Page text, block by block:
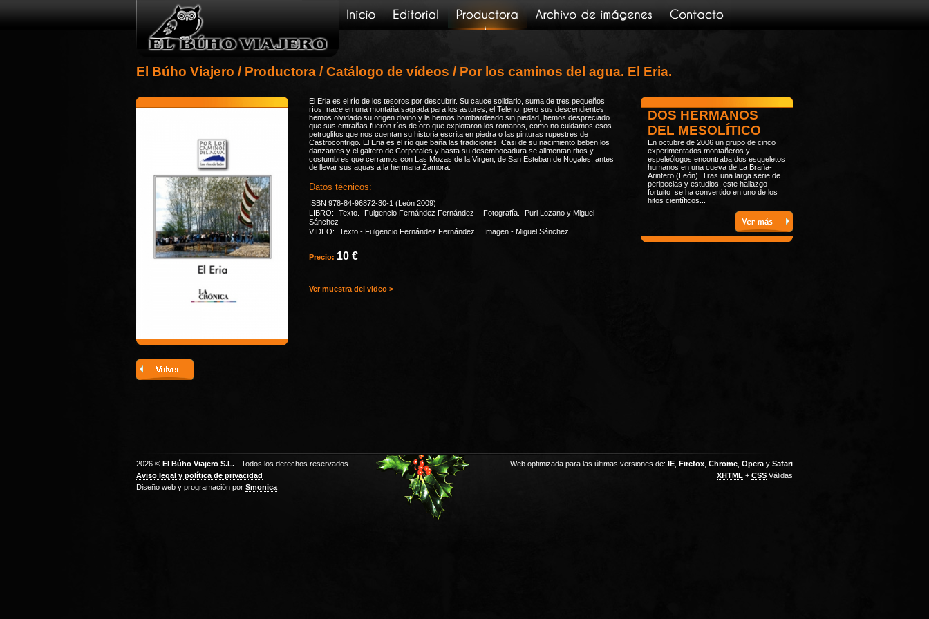
El Búho Viajero / Productora / Catálogo de vídeos / Por los caminos del agua. El Eria.
El Eria es el río de los tesoros por descubrir. Su cauce solidario, suma de tres pequeños
ríos, nace en una montaña sagrada para los astures, el Teleno, pero sus descendientes
hemos olvidado su origen divino y la hemos bombardeado sin piedad, hemos despreciado
que sus entrañas fueron ríos de oro que explotaron los romanos, como no cuidamos esos
petroglifos que nos cuentan su historia escrita en piedra o las pinturas rupestres de
Castrocontrigo. El Eria es el río que baña las tradiciones. Casi de su nacimiento beben los
danzantes y el gaitero de Corporales y hasta su desembocadura se alimentan ritos y
costumbres que cerramos con Las Mozas de la Virgen, de San Esteban de Nogales, antes
de llevar sus aguas a la hermana Zamora.
Datos técnicos:
ISBN 978-84-96872-30-1 (León 2009)
LIBRO: Texto.- Fulgencio Fernández Fernández Fotografía.- Puri Lozano y Miguel
Sánchez
VIDEO: Texto.- Fulgencio Fernández Fernández Imagen.- Miguel Sánchez
Precio: 10 €
Ver muestra del video >
DOS HERMANOS
DEL MESOLÍTICO
En octubre de 2006 un grupo de cinco
experimentados montañeros y
espeleólogos encontraba dos esqueletos
humanos en una cueva de La Braña-
Arintero (León). Tras una larga serie de
peripecias y estudios, este hallazgo
fortuito se ha convertido en uno de los
hitos científicos...
2026 © El Búho Viajero S.L. - Todos los derechos reservados
Aviso legal y política de privacidad
Diseño web y programación por Smonica
Web optimizada para las últimas versiones de: IE Firefox Chrome Opera y Safari
XHTML + CSS Válidas